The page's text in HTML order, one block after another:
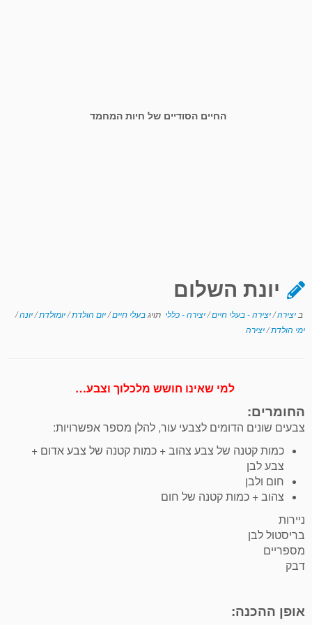
החיים הסודיים של חיות המחמד
יונת השלום
ב יצירה/יצירה - בעלי חיים/יצירה - כללי תויגבעלי חיים/יום הולדת/יומולדת/יונה/
ימי הולדת/יצירה
למי שאינו חושש מלכלוך וצבע…
החומרים:
צבעים שונים הדומים לצבעי עור, להלן מספר אפשרויות:
כמות קטנה של צבע צהוב + כמות קטנה של צבע אדום +
צבע לבן
חום ולבן
צהוב + כמות קטנה של חום
ניירות
בריסטול לבן
מספריים
דבק
אופן ההכנה: